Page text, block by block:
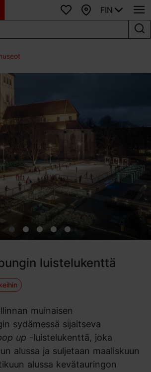
SuosikitKartta
FIN
luistelukenttä
muinaisen
sydämessä sijaitseva
up -luistelukenttä, joka
alussa ja suljetaan maaliskuun
alussa kevätauringon